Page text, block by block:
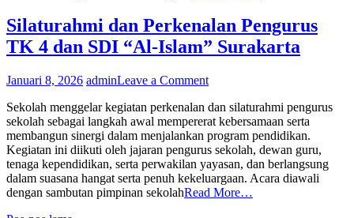
Silaturahmi dan Perkenalan Pengurus
TK 4 dan SDI “Al-Islam” Surakarta
Januari 8, 2026 adminLeave a Commenton
dan
Perkenalan
Pengurus
TK
4
dan
SDI
Sekolah menggelar kegiatan perkenalan dan silaturahmi pengurus
sekolah sebagai langkah awal mempererat kebersamaan serta
membangun sinergi dalam menjalankan program pendidikan.
Kegiatan ini diikuti oleh jajaran pengurus sekolah, dewan guru,
tenaga kependidikan, serta perwakilan yayasan, dan berlangsung
dalam suasana hangat serta penuh kekeluargaan. Acara diawali
dengan sambutan pimpinan sekolahRead More…